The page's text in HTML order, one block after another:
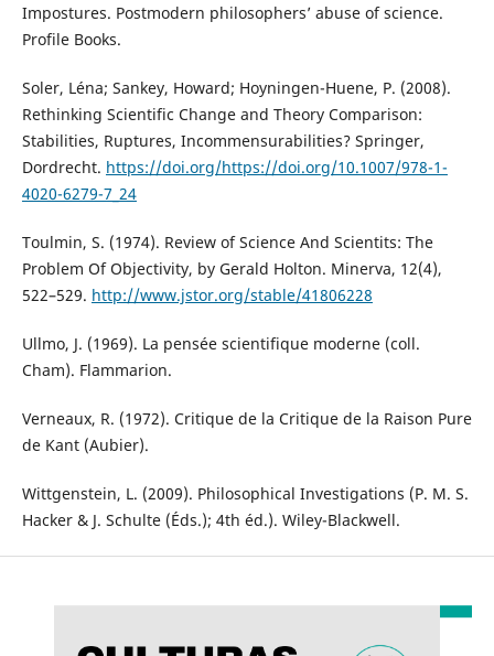
Impostures. Postmodern philosophers’ abuse of science.
Profile Books.
Soler, Léna; Sankey, Howard; Hoyningen-Huene, P. (2008).
Rethinking Scientific Change and Theory Comparison:
Stabilities, Ruptures, Incommensurabilities? Springer,
Dordrecht. https://doi.org/https://doi.org/10.1007/978-1-
4020-6279-7_24
Toulmin, S. (1974). Review of Science And Scientits: The
Problem Of Objectivity, by Gerald Holton. Minerva, 12(4),
522–529. http://www.jstor.org/stable/41806228
Ullmo, J. (1969). La pensée scientifique moderne (coll.
Cham). Flammarion.
Verneaux, R. (1972). Critique de la Critique de la Raison Pure
de Kant (Aubier).
Wittgenstein, L. (2009). Philosophical Investigations (P. M. S.
Hacker & J. Schulte (Éds.); 4th éd.). Wiley-Blackwell.